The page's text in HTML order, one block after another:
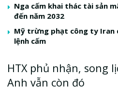
Nga cấm khai thác tài sản
đến năm 2032
Mỹ trừng phạt công ty Iran
lệnh cấm
HTX phủ nhận, song
Anh vẫn còn đó